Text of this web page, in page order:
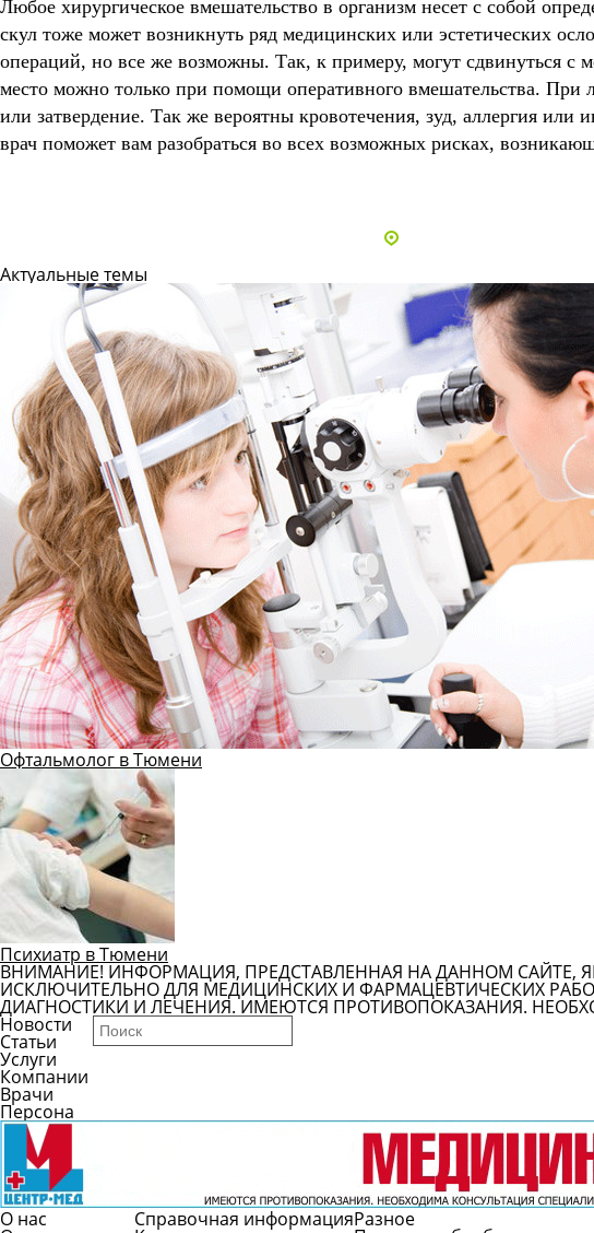
Любое хирургическое вмешательство в организм несет с собой
скул тоже может возникнуть ряд медицинских или эстетических
операций, но все же возможны. Так, к примеру, могут сдвинуться с
место можно только при помощи оперативного вмешательства. При
или затвердение. Так же вероятны кровотечения, зуд, аллергия
врач поможет вам разобраться во всех возможных рисках,
Актуальные темы
Офтальмолог в Тюмени
Психиатр в Тюмени
ВНИМАНИЕ! ИНФОРМАЦИЯ, ПРЕДСТАВЛЕННАЯ НА ДАННОМ САЙТЕ,
ИСКЛЮЧИТЕЛЬНО ДЛЯ МЕДИЦИНСКИХ И ФАРМАЦЕВТИЧЕСКИХ
ДИАГНОСТИКИ И ЛЕЧЕНИЯ. ИМЕЮТСЯ ПРОТИВОПОКАЗАНИЯ.
Новости
Статьи
Услуги
Компании
Врачи
Персона
О нас Справочная информацияРазное